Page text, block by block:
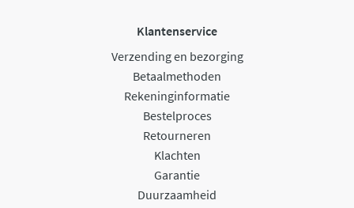
Klantenservice
Verzending en bezorging
Betaalmethoden
Rekeninginformatie
Bestelproces
Retourneren
Klachten
Garantie
Duurzaamheid